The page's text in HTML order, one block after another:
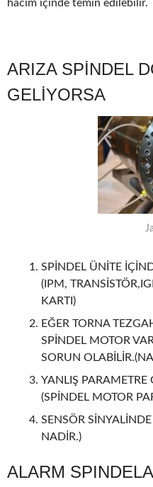
hacim içinde temin edilebilir.
ARIZA SPİNDEL
GELİYORSA
SPİNDEL ÜNİTE
(IPM,
KARTI)
EĞER TORNA
SPİNDEL MOTOR
SORUN
YANLIŞ PARAMETRE
(SPİNDEL MOTOR
SENSÖR
NADİR.)
ALARM